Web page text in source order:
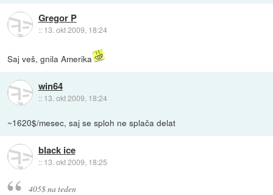
Gregor P
:: 13. okt 2009, 18:24
Saj veš, gnila Amerika
win64
:: 13. okt 2009, 18:24
~1620$/mesec, saj se sploh ne splača delat
black ice
:: 13. okt 2009, 18:25
405$ na teden